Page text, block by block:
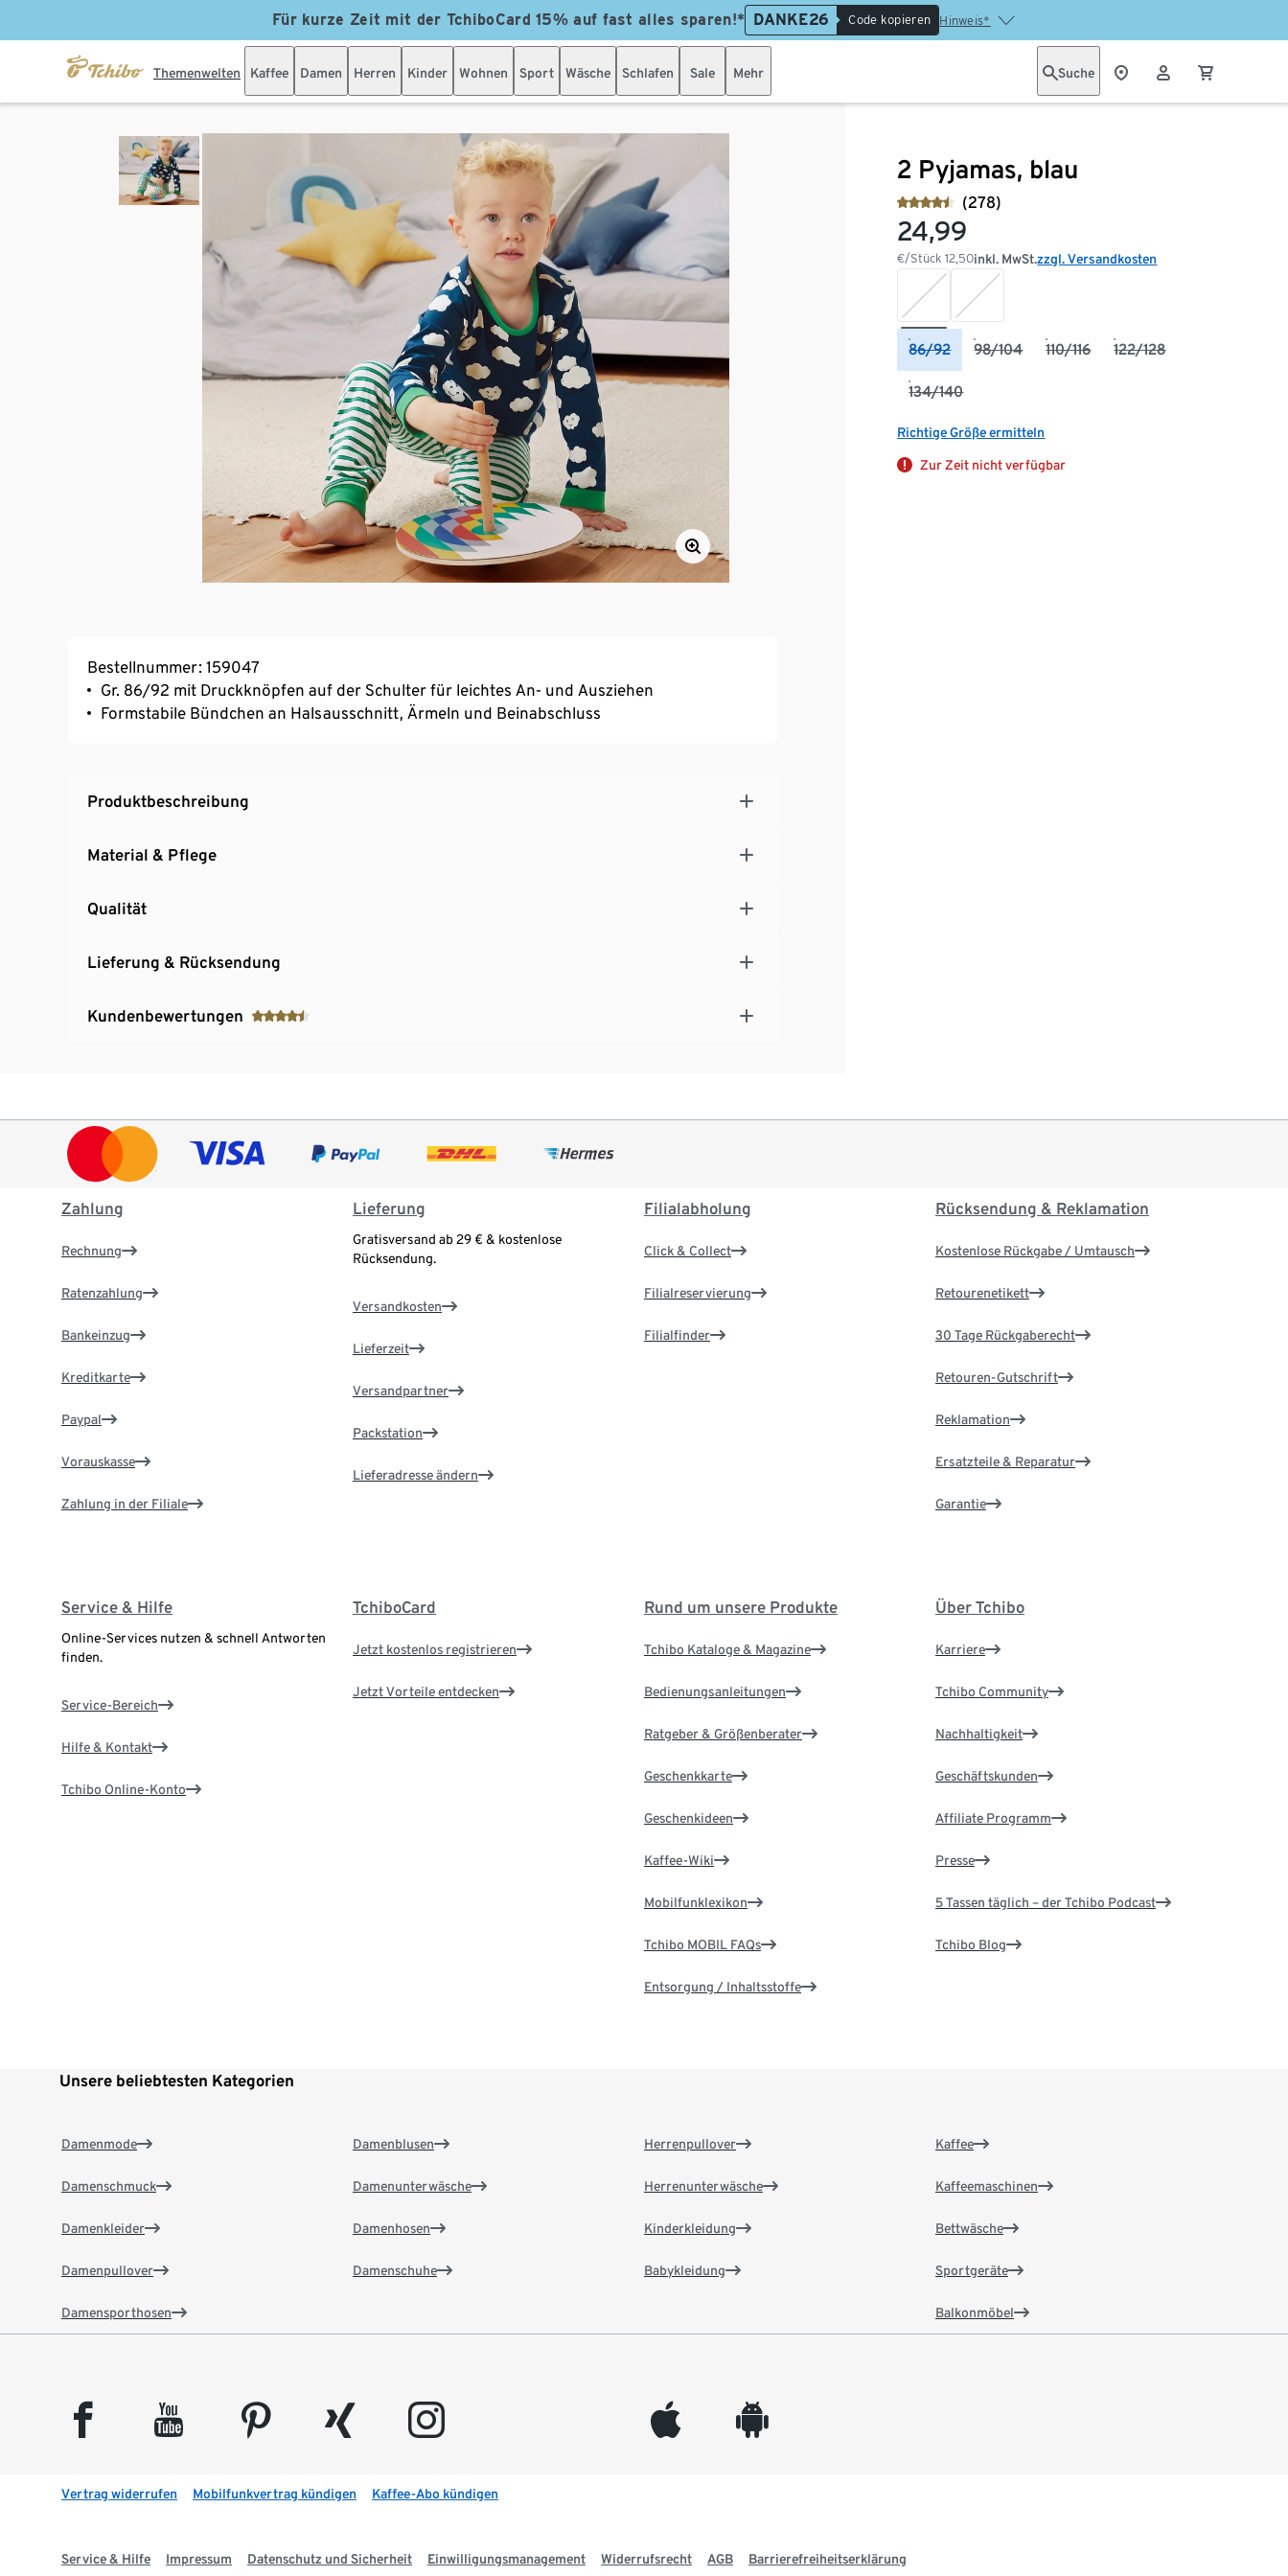
Für kurze Zeit mit der TchiboCard 15% auf fast alles sparen!* DANKE26 Code kopieren Hinweis*
Themenwelten Kaffee Damen Herren Kinder Wohnen Sport Wäsche Schlafen Sale Mehr Suche
2 Pyjamas, blau
(278)
24,99
€/Stück12,50inkl. MwSt.zzgl. Versandkosten
86/92 98/104 110/116 122/128
134/140
Richtige Größe ermitteln
Zur Zeit nicht verfügbar
Bestellnummer: 159047
Gr. 86/92 mit Druckknöpfen auf der Schulter für leichtes An- und Ausziehen
Formstabile Bündchen an Halsausschnitt, Ärmeln und Beinabschluss
Produktbeschreibung
Material & Pflege
Qualität
Lieferung & Rücksendung
Kundenbewertungen
Zahlung
Rechnung
Ratenzahlung
Bankeinzug
Kreditkarte
Paypal
Vorauskasse
Zahlung in der Filiale
Lieferung
Gratisversand ab 29 € & kostenlose
Rücksendung.
Versandkosten
Lieferzeit
Versandpartner
Packstation
Lieferadresse ändern
Filialabholung
Click & Collect
Filialreservierung
Filialfinder
Rücksendung & Reklamation
Kostenlose Rückgabe / Umtausch
Retourenetikett
30 Tage Rückgaberecht
Retouren-Gutschrift
Reklamation
Ersatzteile & Reparatur
Garantie
Service & Hilfe
Online-Services nutzen & schnell Antworten
finden.
Service-Bereich
Hilfe & Kontakt
Tchibo Online-Konto
TchiboCard
Jetzt kostenlos registrieren
Jetzt Vorteile entdecken
Rund um unsere Produkte
Tchibo Kataloge & Magazine
Bedienungsanleitungen
Ratgeber & Größenberater
Geschenkkarte
Geschenkideen
Kaffee-Wiki
Mobilfunklexikon
Tchibo MOBIL FAQs
Entsorgung / Inhaltsstoffe
Über Tchibo
Karriere
Tchibo Community
Nachhaltigkeit
Geschäftskunden
Affiliate Programm
Presse
5 Tassen täglich – der Tchibo Podcast
Tchibo Blog
Unsere beliebtesten Kategorien
Damenmode
Damenschmuck
Damenkleider
Damenpullover
Damensporthosen
Damenblusen
Damenunterwäsche
Damenhosen
Damenschuhe
Herrenpullover
Herrenunterwäsche
Kinderkleidung
Babykleidung
Kaffee
Kaffeemaschinen
Bettwäsche
Sportgeräte
Balkonmöbel
facebook youtube pinterest xing instagram appleinc android
Vertrag widerrufen Mobilfunkvertrag kündigen Kaffee-Abo kündigen
Service & Hilfe Impressum Datenschutz und Sicherheit Einwilligungsmanagement Widerrufsrecht AGB Barrierefreiheitserklärung